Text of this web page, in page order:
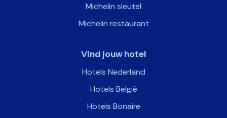
Michelin sleutel
Michelin restaurant
Vind jouw hotel
Hotels Nederland
Hotels België
Hotels Bonaire